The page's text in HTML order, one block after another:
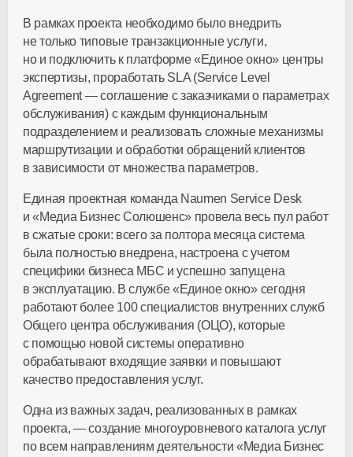
В рамках проекта необходимо было внедрить
не только типовые транзакционные услуги,
но и подключить к платформе «Единое окно» центры
экспертизы, проработать SLA (Service Level
Agreement — соглашение с заказчиками о параметрах
обслуживания) с каждым функциональным
подразделением и реализовать сложные механизмы
маршрутизации и обработки обращений клиентов
в зависимости от множества параметров.
Единая проектная команда Naumen Service Desk
и «Медиа Бизнес Солюшенс» провела весь пул работ
в сжатые сроки: всего за полтора месяца система
была полностью внедрена, настроена с учетом
специфики бизнеса МБС и успешно запущена
в эксплуатацию. В службе «Единое окно» сегодня
работают более 100 специалистов внутренних служб
Общего центра обслуживания (ОЦО), которые
с помощью новой системы оперативно
обрабатывают входящие заявки и повышают
качество предоставления услуг.
Одна из важных задач, реализованных в рамках
проекта, — создание многоуровневого каталога услуг
по всем направлениям деятельности «Медиа Бизнес